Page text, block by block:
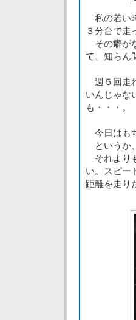
私の若い
３分台で走
その癖が
て、知らん
週５回走
いんじゃな
も・・・。
今日はも
というか
それより
い。スピー
距離を走り